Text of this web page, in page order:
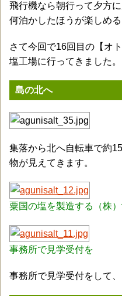
飛行機なら朝行って夕方
何泊かしたほうが楽しめる
さて今回で16回目の【オ
塩工場に行ってきました。
島の北へ
集落から北へ自転車で約
物が見えてきます。
粟国の塩を製造する（株
事務所で見学受付を
事務所で見学受付をして